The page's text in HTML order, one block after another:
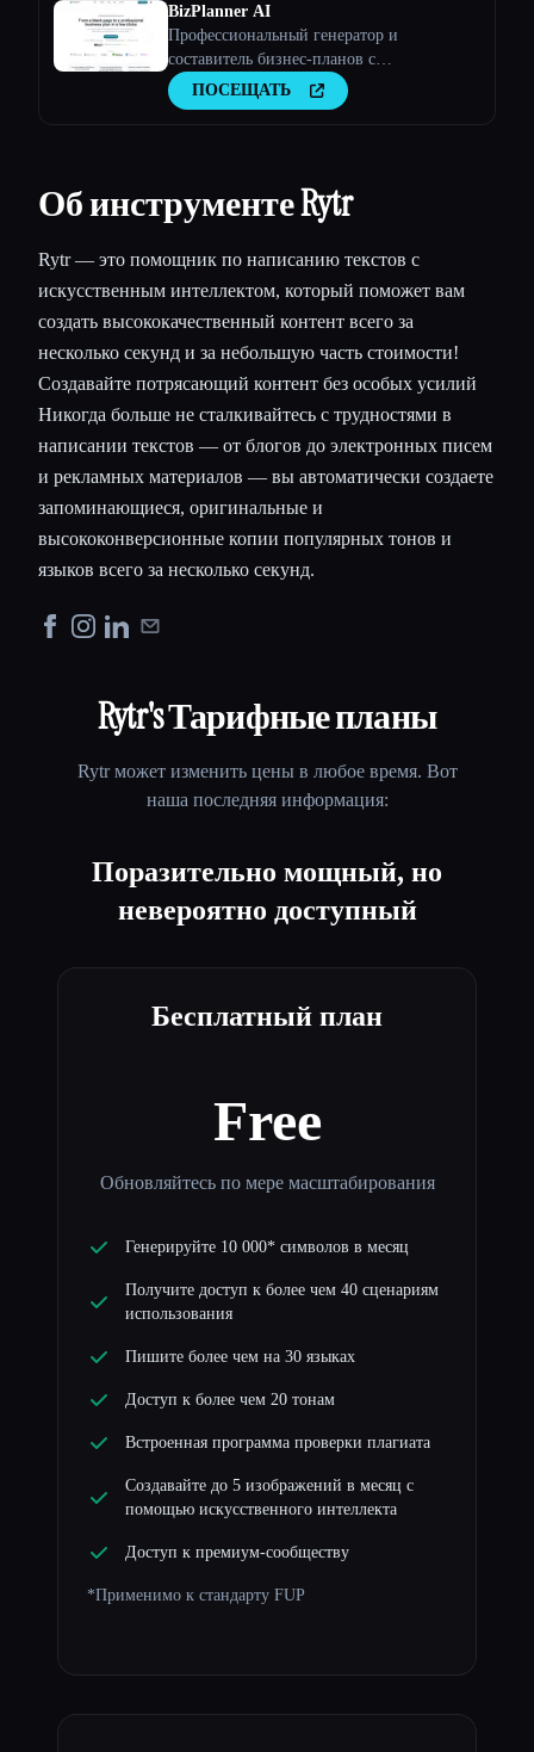
BizPlanner AI
Профессиональный генератор и
составитель бизнес-планов с
искусственным интеллектом
ПОСЕЩАТЬ
Об инструменте Rytr
Rytr — это помощник по написанию текстов с
искусственным интеллектом, который поможет вам
создать высококачественный контент всего за
несколько секунд и за небольшую часть стоимости!
Создавайте потрясающий контент без особых усилий
Никогда больше не сталкивайтесь с трудностями в
написании текстов — от блогов до электронных писем
и рекламных материалов — вы автоматически создаете
запоминающиеся, оригинальные и
высококонверсионные копии популярных тонов и
языков всего за несколько секунд.
Rytr's Тарифные планы
Rytrможет изменить цены в любое время. Вот
наша последняя информация:
Поразительно мощный, но
невероятно доступный
Бесплатный план
Free
Обновляйтесь по мере масштабирования
Генерируйте 10 000* символов в месяц
Получите доступ к более чем 40 сценариям
использования
Пишите более чем на 30 языках
Доступ к более чем 20 тонам
Встроенная программа проверки плагиата
Создавайте до 5 изображений в месяц с
помощью искусственного интеллекта
Доступ к премиум-сообществу
*Применимо к стандарту FUP